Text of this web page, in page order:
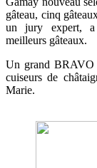
gâteau, cinq
un jury expert, a
meilleurs gâteaux.
Un grand BRAVO
cuiseurs de
Marie.